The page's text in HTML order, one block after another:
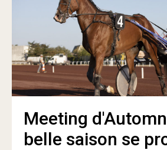
Meeting
belle saison se